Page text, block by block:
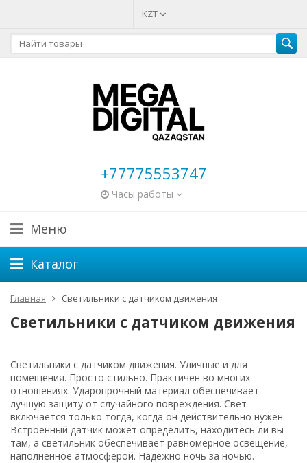
KZT
+77775553747
Часы работы
Меню
Каталог
Главная Светильники с датчиком движения
Светильники с датчиком движения
Светильники с датчиком движения. Уличные и для
помещения. Просто стильно. Практичен во многих
отношениях. Ударопрочный материал обеспечивает
лучшую защиту от случайного повреждения. Свет
включается только тогда, когда он действительно нужен.
Встроенный датчик может определить, находитесь ли вы
там, а светильник обеспечивает равномерное освещение,
наполненное атмосферой. Надежно ночь за ночью.